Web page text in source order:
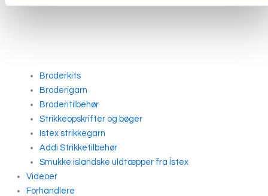
Broderkits
Broderigarn
Broderitilbehør
Strikkeopskrifter og bøger
Istex strikkegarn
Addi Strikketilbehør
Smukke islandske uldtæpper fra Ístex
Videoer
Forhandlere